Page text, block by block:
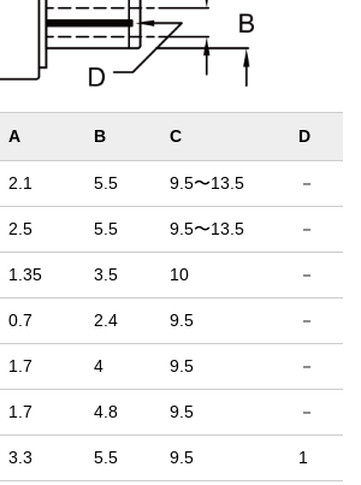
A B C D
2.1 5.5 9.5〜13.5 －
2.5 5.5 9.5〜13.5 －
1.35 3.5 10 －
0.7 2.4 9.5 －
1.7 4 9.5 －
1.7 4.8 9.5 －
3.3 5.5 9.5 1